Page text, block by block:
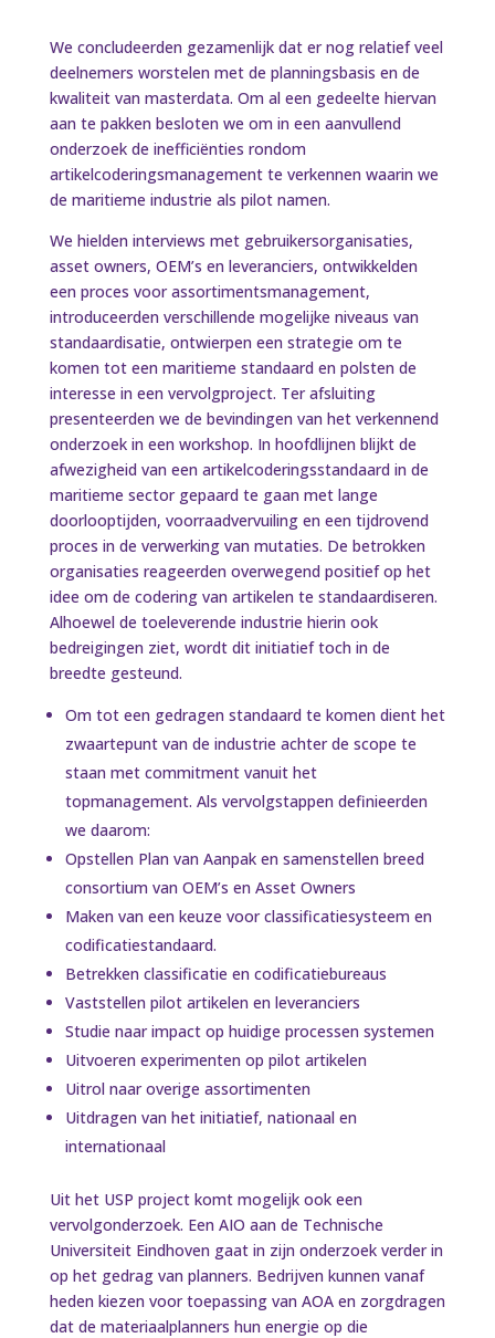
We concludeerden gezamenlijk dat er nog relatief veel
deelnemers worstelen met de planningsbasis en de
kwaliteit van masterdata. Om al een gedeelte hiervan
aan te pakken besloten we om in een aanvullend
onderzoek de inefficiënties rondom
artikelcoderingsmanagement te verkennen waarin we
de maritieme industrie als pilot namen.
We hielden interviews met gebruikersorganisaties,
asset owners, OEM’s en leveranciers, ontwikkelden
een proces voor assortimentsmanagement,
introduceerden verschillende mogelijke niveaus van
standaardisatie, ontwierpen een strategie om te
komen tot een maritieme standaard en polsten de
interesse in een vervolgproject. Ter afsluiting
presenteerden we de bevindingen van het verkennend
onderzoek in een workshop. In hoofdlijnen blijkt de
afwezigheid van een artikelcoderingsstandaard in de
maritieme sector gepaard te gaan met lange
doorlooptijden, voorraadvervuiling en een tijdrovend
proces in de verwerking van mutaties. De betrokken
organisaties reageerden overwegend positief op het
idee om de codering van artikelen te standaardiseren.
Alhoewel de toeleverende industrie hierin ook
bedreigingen ziet, wordt dit initiatief toch in de
breedte gesteund.
Om tot een gedragen standaard te komen dient het
zwaartepunt van de industrie achter de scope te
staan met commitment vanuit het
topmanagement. Als vervolgstappen definieerden
we daarom:
Opstellen Plan van Aanpak en samenstellen breed
consortium van OEM’s en Asset Owners
Maken van een keuze voor classificatiesysteem en
codificatiestandaard.
Betrekken classificatie en codificatiebureaus
Vaststellen pilot artikelen en leveranciers
Studie naar impact op huidige processen systemen
Uitvoeren experimenten op pilot artikelen
Uitrol naar overige assortimenten
Uitdragen van het initiatief, nationaal en
internationaal
Uit het USP project komt mogelijk ook een
vervolgonderzoek. Een AIO aan de Technische
Universiteit Eindhoven gaat in zijn onderzoek verder in
op het gedrag van planners. Bedrijven kunnen vanaf
heden kiezen voor toepassing van AOA en zorgdragen
dat de materiaalplanners hun energie op die